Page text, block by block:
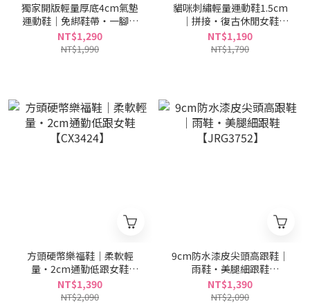
獨家開版輕量厚底4cm氣墊
運動鞋｜免綁鞋帶・一腳套
穿【CS305】
NT$1,290
NT$1,990
貓咪刺繡輕量運動鞋1.5cm
｜拼接・復古休閒女鞋
【CS306】
NT$1,190
NT$1,790
方頭硬幣樂福鞋｜柔軟輕
量・2cm通勤低跟女鞋
【CX3424】
NT$1,390
NT$2,090
9cm防水漆皮尖頭高跟鞋｜
雨鞋・美腿細跟鞋
【JRG3752】
NT$1,390
NT$2,090